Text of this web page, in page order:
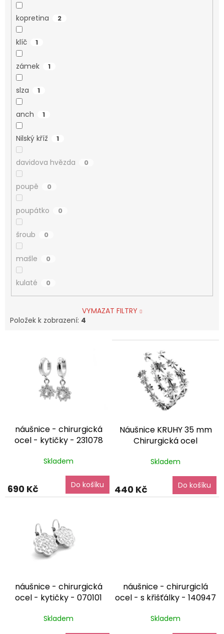
kopretina 2
klíč 1
zámek 1
slza 1
anch 1
Nilský kříž 1
davidova hvězda 0
poupě 0
poupátko 0
šroub 0
mašle 0
kulaté 0
VYMAZAT FILTRY
Položek k zobrazení: 4
náušnice - chirurgická
ocel - kytičky - 231078
Skladem
690 Kč Do košíku
Náušnice KRUHY 35 mm
Chirurgická ocel
zdarma
Skladem
440 Kč Do košíku
náušnice - chirurgická
ocel - kytičky - 070101
Skladem
náušnice - chirurgiclá
ocel - s křišťálky - 140947
Skladem